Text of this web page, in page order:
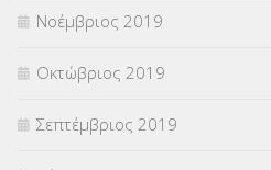
Νοέμβριος 2019
Οκτώβριος 2019
Σεπτέμβριος 2019